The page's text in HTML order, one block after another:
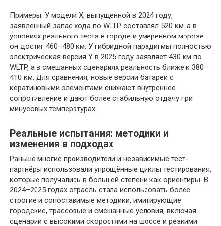
Примеры. У модели X, выпущенной в 2024 году,
заявленный запас хода по WLTP составлял 520 км, а в
условиях реального теста в городе и умеренном морозе
он достиг 460–480 км. У гибридной парадигмы полностью
электрическая версия Y в 2025 году заявляет 430 км по
WLTP, а в смешанных сценариях реальность ближе к 380–
410 км. Для сравнения, новые версии батарей с
кератиновыми элементами снижают внутреннее
сопротивление и дают более стабильную отдачу при
минусовых температурах.
Реальные испытания: методики и
изменения в подходах
Раньше многие производители и независимые тест-
партнёры использовали упрощённые циклы тестирования,
которые получались в большей степени как ориентиры. В
2024–2025 годах отрасль стала использовать более
строгие и сопоставимые методики, имитирующие
городские, трассовые и смешанные условия, включая
сценарии с высокими скоростями на шоссе и резкими